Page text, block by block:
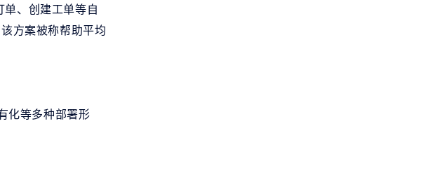
、创建工单等自
方案被称帮助平均
化等多种部署形